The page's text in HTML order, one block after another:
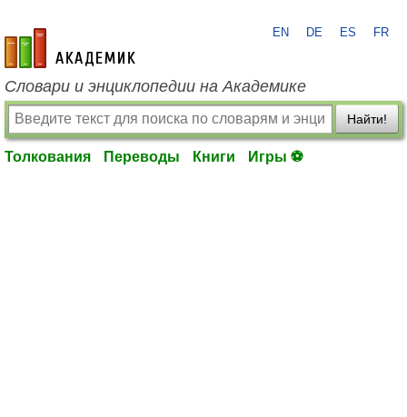
academic.ru
EN DE ES FR
Словари и энциклопедии на Академике
Найти!
Толкования Переводы Книги Игры ⚽